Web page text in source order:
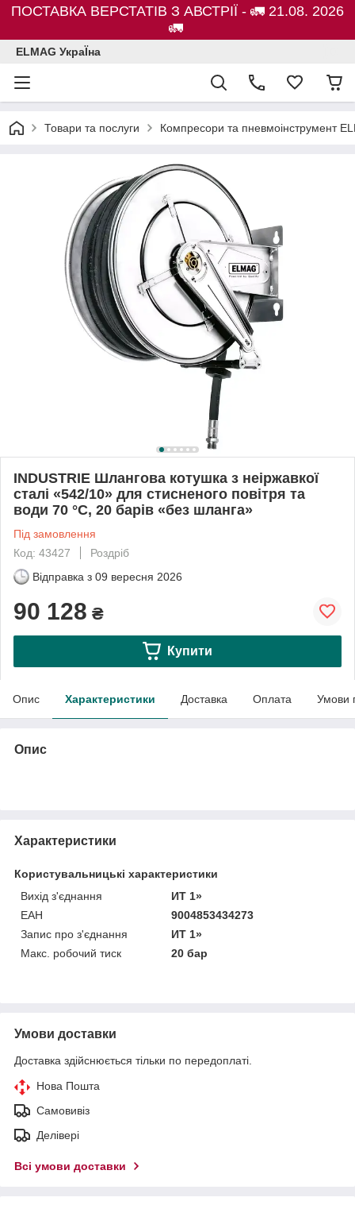
ПОСТАВКА ВЕРСТАТІВ З АВСТРІЇ - 🚛 21.08. 2026
🚛
ELMAG УкраЇна
Товари та послуги Компресори та пневмоінструмент
INDUSTRIE Шлангова котушка з неіржавкої
сталі «542/10» для стисненого повітря та
води 70 °C, 20 барів «без шланга»
Під замовлення
Код: 43427
Роздріб
Відправка з 09 вересня 2026
90 128 ₴
Купити
Опис Характеристики Доставка Оплата Умови
Опис
Характеристики
Користувальницькі характеристики
Вихід з'єднання
ИТ 1»
ЕАН
9004853434273
Запис про з'єднання
ИТ 1»
Макс. робочий тиск
20 бар
Умови доставки
Доставка здійснюється тільки по передоплаті.
Нова Пошта
Самовивіз
Делівері
Всі умови доставки